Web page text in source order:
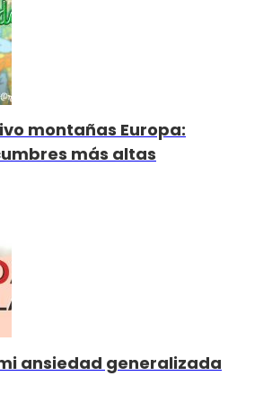
montañas Europa:
más altas
ansiedad generalizada